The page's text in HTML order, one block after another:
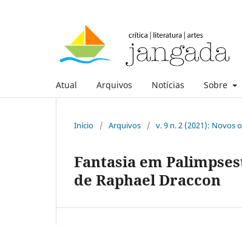
Atual Arquivos Notícias Sobre
Início / Arquivos / v. 9 n. 2 (2021): Novos
Fantasia em
de Raphael Draccon